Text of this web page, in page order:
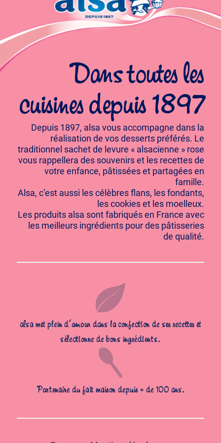
alsa met plein d’amour dans la confection de ses recettes et
sélectionne de bons ingrédients.
Partenaire du fait maison depuis + de 100 ans.
Dans toutes les
cuisines depuis 1897
Depuis 1897, alsa vous accompagne dans la
réalisation de vos desserts préférés. Le
traditionnel sachet de levure « alsacienne » rose
vous rappellera des souvenirs et les recettes de
votre enfance, pâtissées et partagées en
famille.
Alsa, c’est aussi les célèbres flans, les fondants,
les cookies et les moelleux.
Les produits alsa sont fabriqués en France avec
les meilleurs ingrédients pour des pâtisseries
de qualité.